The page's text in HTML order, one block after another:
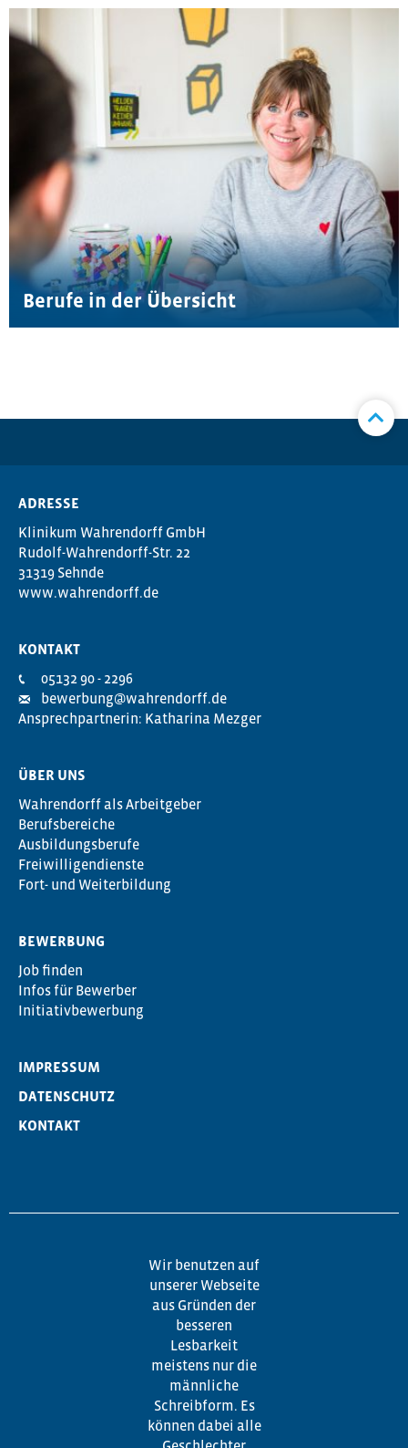
Berufe in der Übersicht
ADRESSE
Klinikum Wahrendorff GmbH
Rudolf-Wahrendorff-Str. 22
31319 Sehnde
www.wahrendorff.de
KONTAKT
05132 90 - 2296
bewerbung@wahrendorff.de
Ansprechpartnerin: Katharina Mezger
ÜBER UNS
Wahrendorff als Arbeitgeber
Berufsbereiche
Ausbildungsberufe
Freiwilligendienste
Fort- und Weiterbildung
BEWERBUNG
Job finden
Infos für Bewerber
Initiativbewerbung
IMPRESSUM
DATENSCHUTZ
KONTAKT
Wir benutzen auf
unserer Webseite
aus Gründen der
besseren
Lesbarkeit
meistens nur die
männliche
Schreibform. Es
können dabei alle